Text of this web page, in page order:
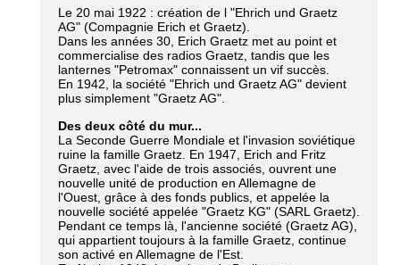
Le 20 mai 1922 : création de l "Ehrich und Graetz
AG" (Compagnie Erich et Graetz).
Dans les années 30, Erich Graetz met au point et
commercialise des radios Graetz, tandis que les
lanternes "Petromax" connaissent un vif succès.
En 1942, la société "Ehrich und Graetz AG" devient
plus simplement "Graetz AG".
Des deux côté du mur...
La Seconde Guerre Mondiale et l'invasion soviétique
ruine la famille Graetz. En 1947, Erich and Fritz
Graetz, avec l'aide de trois associés, ouvrent une
nouvelle unité de production en Allemagne de
l'Ouest, grâce à des fonds publics, et appelée la
nouvelle société appelée "Graetz KG" (SARL Graetz).
Pendant ce temps là, l'ancienne société (Graetz AG),
qui appartient toujours à la famille Graetz, continue
son activé en Allemagne de l'Est.